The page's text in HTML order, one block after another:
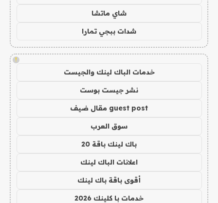
شاي ماتشا
شدات ببجي تمارا
!
خدمات الباك لينك والجيست
نشر جيست بوست
guest post مقال ضيف
سوق العرب
باك لينك باقة 20
اعلانات الباك لينك
أقوى باقة باك لينك
خدمات با كلينك 2026